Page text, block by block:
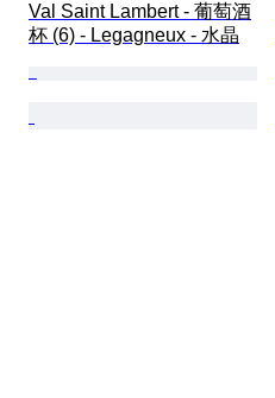
Val Saint Lambert - 葡萄酒
杯 (6) - Legagneux - 水晶